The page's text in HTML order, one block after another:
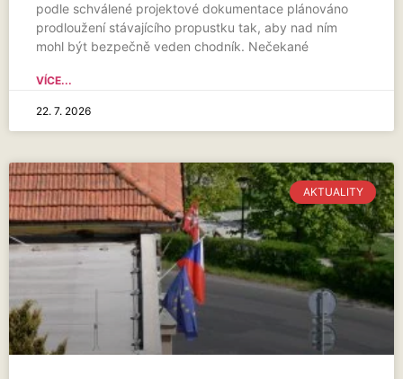
podle schválené projektové dokumentace plánováno
prodloužení stávajícího propustku tak, aby nad ním
mohl být bezpečně veden chodník. Nečekané
VÍCE...
22. 7. 2026
AKTUALITY